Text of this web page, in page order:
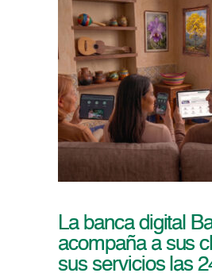
La banca digital
acompaña a sus
sus servicios las